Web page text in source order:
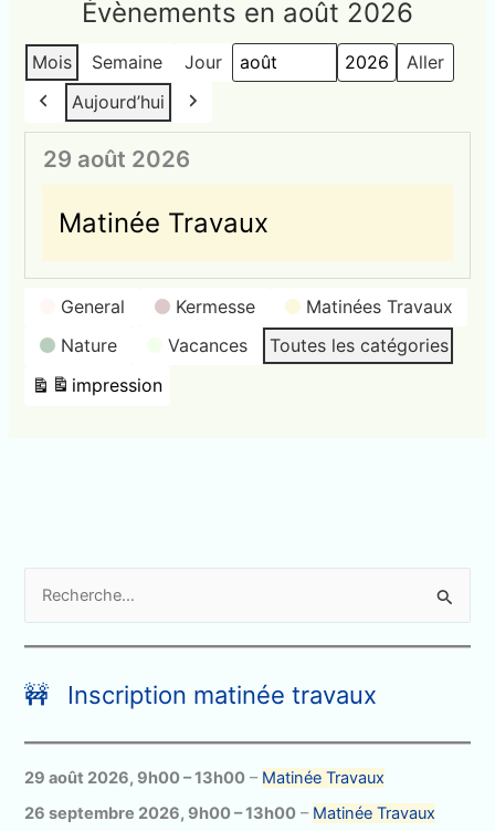
Évènements en août 2026
Mois Semaine Jour Mois
Année
Précédent
Aujourd’hui
Suivant
29 août 2026
Matinée Travaux
Catégories
General Kermesse
Matinées Travaux
Nature
Vacances Toutes les catégories
Vue
impression
c
h
e
r
c
h
🚧 Inscription matinée travaux
29 août 2026, 9h00–13h00 – Matinée Travaux
26 septembre 2026, 9h00–13h00 – Matinée Travaux